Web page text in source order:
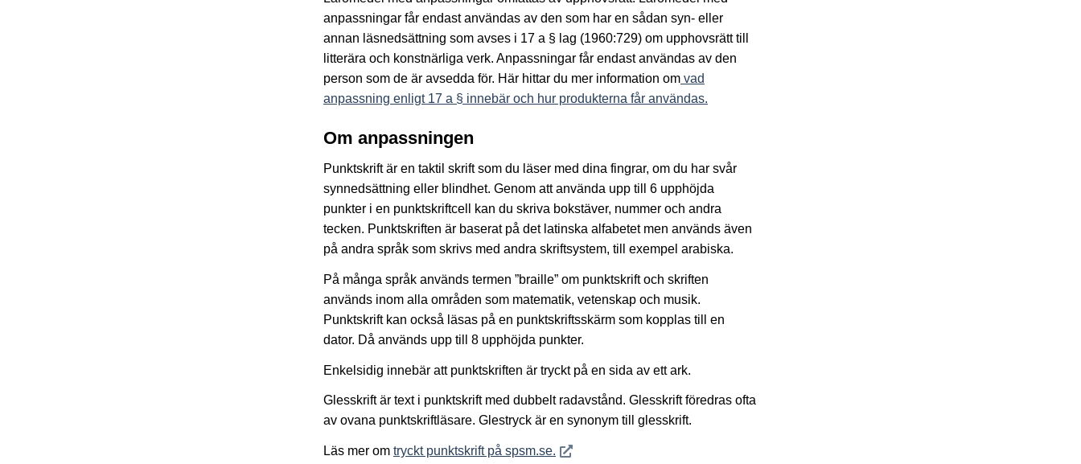
anpassningar får endast användas av den som har en sådan syn- eller
annan läsnedsättning som avses i 17 a § lag (1960:729) om upphovsrätt till
litterära och konstnärliga verk. Anpassningar får endast användas av den
person som de är avsedda för. Här hittar du mer information omvad
anpassning enligt 17 a § innebär och hur produkterna får användas.
Om anpassningen
Punktskrift är en taktil skrift som du läser med dina fingrar, om du har svår
synnedsättning eller blindhet. Genom att använda upp till 6 upphöjda
punkter i en punktskriftcell kan du skriva bokstäver, nummer och andra
tecken. Punktskriften är baserat på det latinska alfabetet men används även
på andra språk som skrivs med andra skriftsystem, till exempel arabiska.
På många språk används termen ”braille” om punktskrift och skriften
används inom alla områden som matematik, vetenskap och musik.
Punktskrift kan också läsas på en punktskriftsskärm som kopplas till en
dator. Då används upp till 8 upphöjda punkter.
Enkelsidig innebär att punktskriften är tryckt på en sida av ett ark.
Glesskrift är text i punktskrift med dubbelt radavstånd. Glesskrift föredras ofta
av ovana punktskriftläsare. Glestryck är en synonym till glesskrift.
Läs mer om tryckt punktskrift på spsm.se. Öppnas i nytt fönster